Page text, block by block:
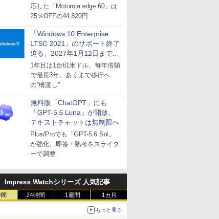
応した「Motorola edge 60」は
25％OFFの44,820円
「Windows 10 Enterprise
LTSC 2021」のサポート終了
迫る、2027年1月12日まで
～ESUは9月1日から販売
1年目は1台61米ドル、毎年倍額
で最長3年。あくまで移行へ
の“橋渡し”
無料版「ChatGPT」にも
「GPT-5.6 Luna」が開放、
テキストチャットは無制限へ
Plus/Proでも「GPT-5.6 Sol」
が強化、即答・熟考をスライダ
ーで調整
Impress Watchシリーズ 人気記事
24時間 1週間 1カ月
もっと見る